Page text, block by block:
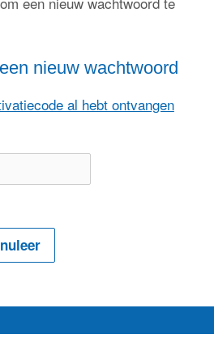
nieuw wachtwoord
al hebt ontvangen